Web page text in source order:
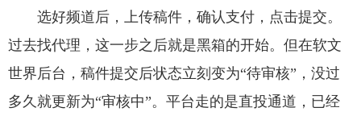
选好频道后，上传稿件，确认支付，点击提交。
过去找代理，这一步之后就是黑箱的开始。但在软文
世界后台，稿件提交后状态立刻变为“待审核”，没过
多久就更新为“审核中”。平台走的是直投通道，已经